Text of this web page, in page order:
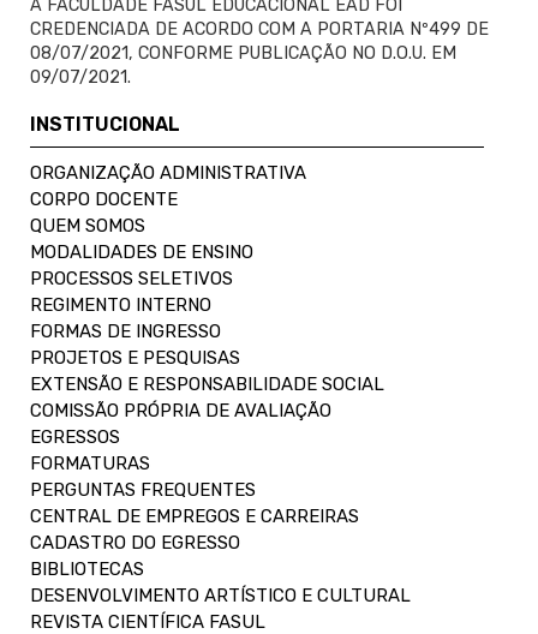
A FACULDADE FASUL EDUCACIONAL EAD FOI
CREDENCIADA DE ACORDO COM A PORTARIA Nº499 DE
08/07/2021, CONFORME PUBLICAÇÃO NO D.O.U. EM
09/07/2021.
INSTITUCIONAL
ORGANIZAÇÃO ADMINISTRATIVA
CORPO DOCENTE
QUEM SOMOS
MODALIDADES DE ENSINO
PROCESSOS SELETIVOS
REGIMENTO INTERNO
FORMAS DE INGRESSO
PROJETOS E PESQUISAS
EXTENSÃO E RESPONSABILIDADE SOCIAL
COMISSÃO PRÓPRIA DE AVALIAÇÃO
EGRESSOS
FORMATURAS
PERGUNTAS FREQUENTES
CENTRAL DE EMPREGOS E CARREIRAS
CADASTRO DO EGRESSO
BIBLIOTECAS
DESENVOLVIMENTO ARTÍSTICO E CULTURAL
REVISTA CIENTÍFICA FASUL